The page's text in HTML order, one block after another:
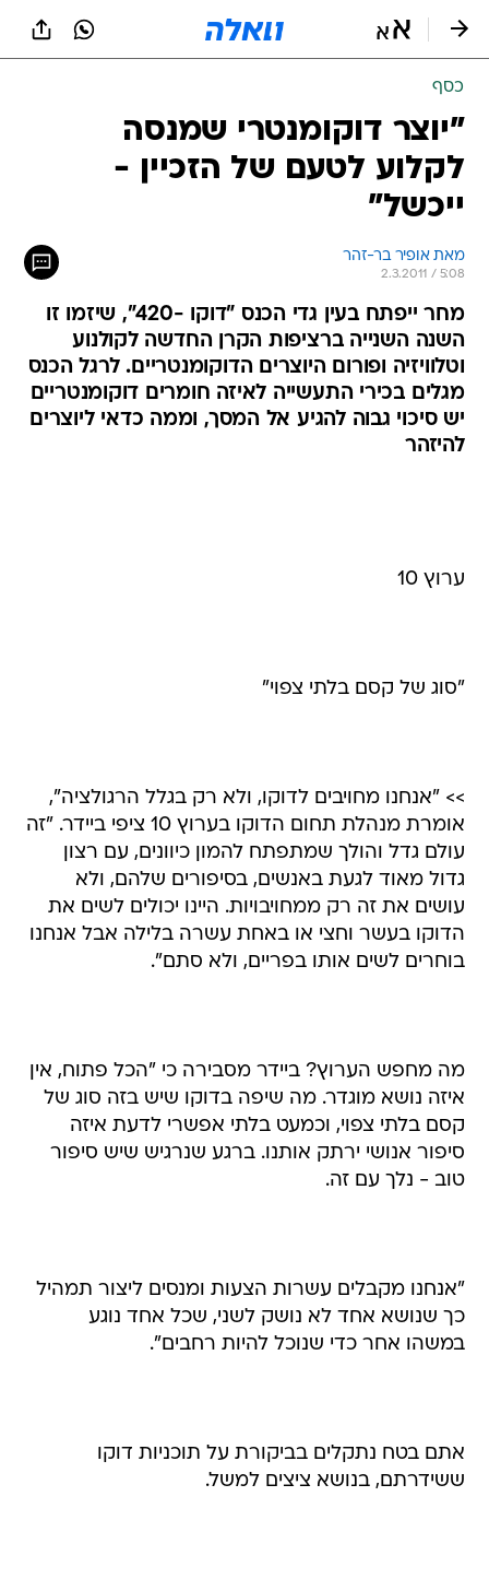
כסף
"יוצר דוקומנטרי שמנסה
לקלוע לטעם של הזכיין -
ייכשל"
מאת אופיר בר-זהר
2.3.2011 / 5:08
מחר ייפתח בעין גדי הכנס "דוקו -420", שיזמו זו
השנה השנייה ברציפות הקרן החדשה לקולנוע
וטלוויזיה ופורום היוצרים הדוקומנטריים. לרגל הכנס
מגלים בכירי התעשייה לאיזה חומרים דוקומנטריים
יש סיכוי גבוה להגיע אל המסך, וממה כדאי ליוצרים
להיזהר
ערוץ 10
"סוג של קסם בלתי צפוי"
>> "אנחנו מחויבים לדוקו, ולא רק בגלל הרגולציה",
אומרת מנהלת תחום הדוקו בערוץ 10 ציפי ביידר. "זה
עולם גדל והולך שמתפתח להמון כיוונים, עם רצון
גדול מאוד לגעת באנשים, בסיפורים שלהם, ולא
עושים את זה רק ממחויבויות. היינו יכולים לשים את
הדוקו בעשר וחצי או באחת עשרה בלילה אבל אנחנו
בוחרים לשים אותו בפריים, ולא סתם".
מה מחפש הערוץ? ביידר מסבירה כי "הכל פתוח, אין
איזה נושא מוגדר. מה שיפה בדוקו שיש בזה סוג של
קסם בלתי צפוי, וכמעט בלתי אפשרי לדעת איזה
סיפור אנושי ירתק אותנו. ברגע שנרגיש שיש סיפור
טוב - נלך עם זה.
"אנחנו מקבלים עשרות הצעות ומנסים ליצור תמהיל
כך שנושא אחד לא נושק לשני, שכל אחד נוגע
במשהו אחר כדי שנוכל להיות רחבים".
אתם בטח נתקלים בביקורת על תוכניות דוקו
ששידרתם, בנושא ציצים למשל.